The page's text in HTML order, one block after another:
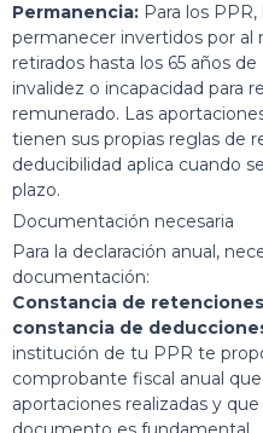
Permanencia: Para los
permanecer invertidos por al
retirados hasta los 65 años
invalidez o incapacidad para
remunerado. Las
tienen sus propias reglas de
deducibilidad aplica cuando
plazo.
Documentación necesaria
Para la declaración anual,
documentación:
Constancia de
constancia de
institución de tu PPR te
comprobante fiscal anual
aportaciones realizadas y